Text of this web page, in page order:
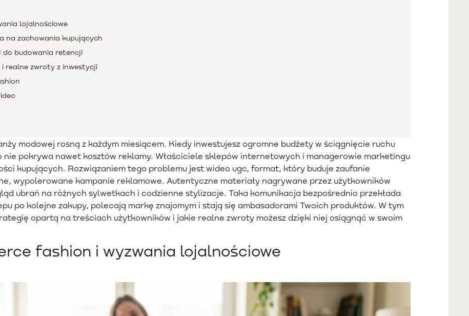
lojalnościowe
na zachowania kupujących
do budowania retencji
realne zwroty z inwestycji
modowej rosną z każdym miesiącem. Kiedy inwestujesz ogromne budżety w ściągnięcie ruchu
pokrywa nawet kosztów reklamy. Właściciele sklepów internetowych i managerowie marketingu
kupujących. Rozwiązaniem tego problemu jest wideo ugc, format, który buduje zaufanie
wypolerowane kampanie reklamowe. Autentyczne materiały nagrywane przez użytkowników
ubrań na różnych sylwetkach i codzienne stylizacje. Taka komunikacja bezpośrednio przekłada
po kolejne zakupy, polecają markę znajomym i stają się ambasadorami Twoich produktów. W tym
opartą na treściach użytkowników i jakie realne zwroty możesz dzięki niej osiągnąć w swoim
fashion i wyzwania lojalnościowe